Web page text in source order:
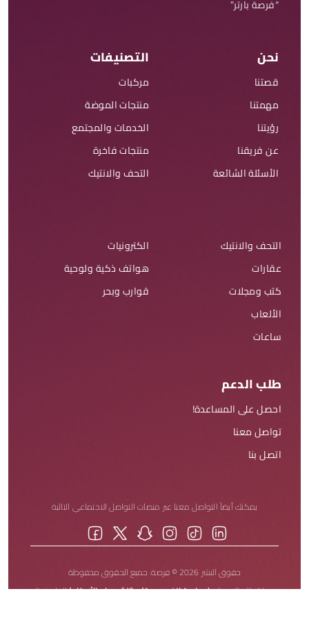
“فرصة بارتر”
نحن
قصتنا
مهمتنا
رؤيتنا
عن فريقنا
الأسئلة الشائعة
التصنيفات
مركبات
منتجات الموضة
الخدمات والمجتمع
منتجات فاخرة
التحف والانتيك
التحف والانتيك
عقارات
كتب ومجلات
الألعاب
ساعات
الكترونيات
هواتف ذكية ولوحية
قوارب وبحر
طلب الدعم
احصل على المساعدة!
تواصل معنا
اتصل بنا
يمكنك أيضاً التواصل معنا عبر منصات التواصل الاجتماعي التالية
حقوق النشر 2026 © فرصة. جميع الحقوق محفوظة
يمكنك الاطلاع على(سياسة الخصوصية)و(الشروط والأحكام)الخاصة بنا.